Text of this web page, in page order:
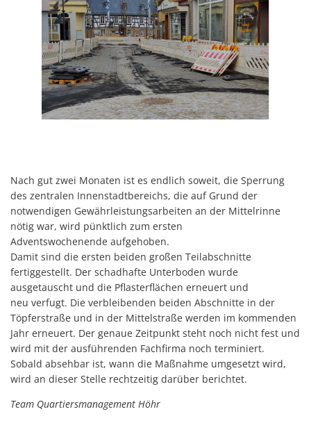
Nach gut zwei Monaten ist es endlich soweit, die Sperrung
des zentralen Innenstadtbereichs, die auf Grund der
notwendigen Gewährleistungsarbeiten an der Mittelrinne
nötig war, wird pünktlich zum ersten
Adventswochenende aufgehoben.
Damit sind die ersten beiden großen Teilabschnitte
fertiggestellt. Der schadhafte Unterboden wurde
ausgetauscht und die Pflasterflächen erneuert und
neu verfugt. Die verbleibenden beiden Abschnitte in der
Töpferstraße und in der Mittelstraße werden im kommenden
Jahr erneuert. Der genaue Zeitpunkt steht noch nicht fest und
wird mit der ausführenden Fachfirma noch terminiert.
Sobald absehbar ist, wann die Maßnahme umgesetzt wird,
wird an dieser Stelle rechtzeitig darüber berichtet.
Team Quartiersmanagement Höhr